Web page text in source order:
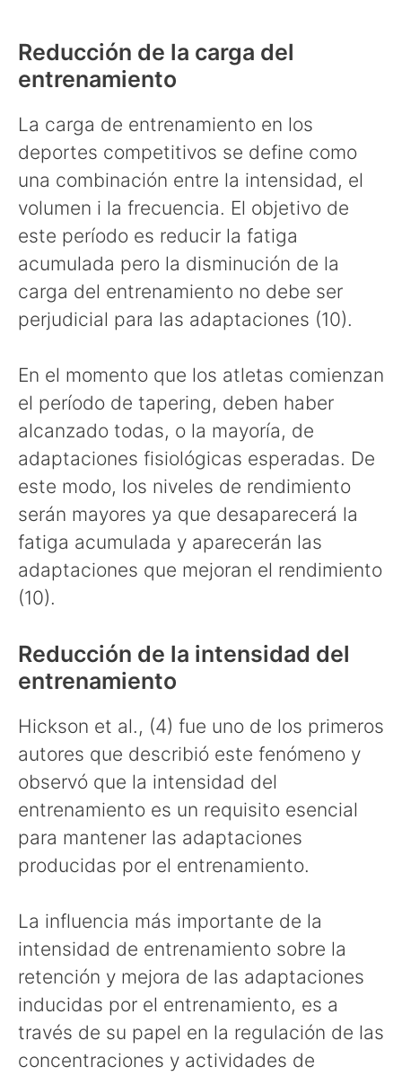
Reducción de la carga del
entrenamiento
La carga de entrenamiento en los
deportes competitivos se define como
una combinación entre la intensidad, el
volumen i la frecuencia. El objetivo de
este período es reducir la fatiga
acumulada pero la disminución de la
carga del entrenamiento no debe ser
perjudicial para las adaptaciones (10).
En el momento que los atletas comienzan
el período de tapering, deben haber
alcanzado todas, o la mayoría, de
adaptaciones fisiológicas esperadas. De
este modo, los niveles de rendimiento
serán mayores ya que desaparecerá la
fatiga acumulada y aparecerán las
adaptaciones que mejoran el rendimiento
(10).
Reducción de la intensidad del
entrenamiento
Hickson et al., (4) fue uno de los primeros
autores que describió este fenómeno y
observó que la intensidad del
entrenamiento es un requisito esencial
para mantener las adaptaciones
producidas por el entrenamiento.
La influencia más importante de la
intensidad de entrenamiento sobre la
retención y mejora de las adaptaciones
inducidas por el entrenamiento, es a
través de su papel en la regulación de las
concentraciones y actividades de